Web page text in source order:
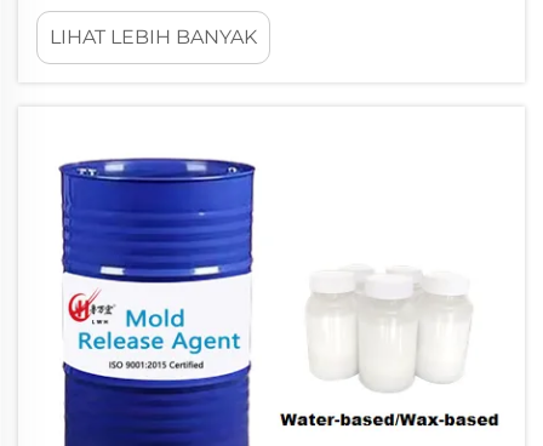
keberhasilan operasi pencetakan dan
pelepasan produk. Di antara komponen
paling kritis dalam rantai manufaktur ini
LIHAT LEBIH BANYAK